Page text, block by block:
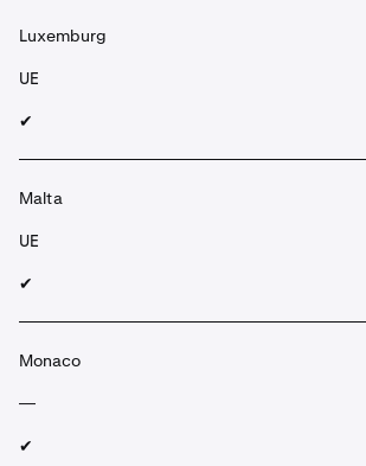
Luxemburg
UE
✔︎
Malta
UE
✔︎
Monaco
—
✔︎